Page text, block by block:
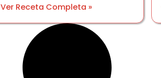
Ver Receta Completa »